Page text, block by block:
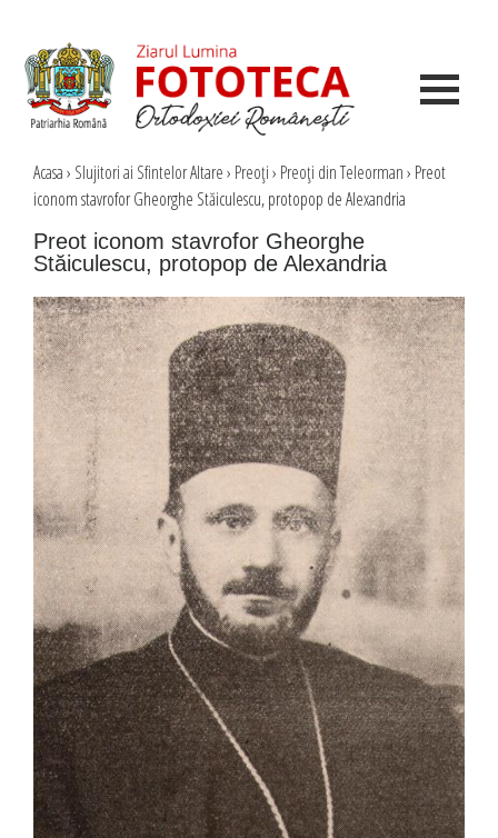
Acasa› Slujitori ai Sfintelor Altare› Preoţi› Preoţi din Teleorman› Preot
iconom stavrofor Gheorghe Stăiculescu, protopop de Alexandria
Preot iconom stavrofor Gheorghe
Stăiculescu, protopop de Alexandria